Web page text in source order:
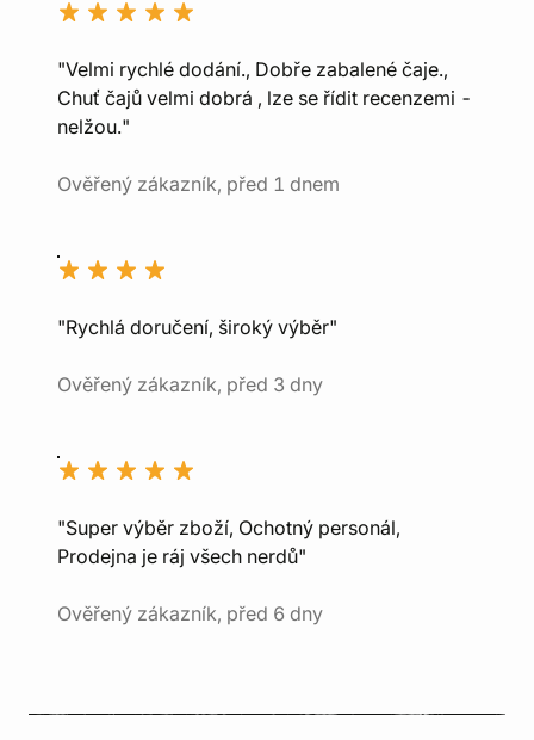
"Velmi rychlé dodání., Dobře zabalené čaje.,
Chuť čajů velmi dobrá , lze se řídit recenzemi -
nelžou."
Ověřený zákazník, před 1 dnem
"Rychlá doručení, široký výběr"
Ověřený zákazník, před 3 dny
"Super výběr zboží, Ochotný personál,
Prodejna je ráj všech nerdů"
Ověřený zákazník, před 6 dny